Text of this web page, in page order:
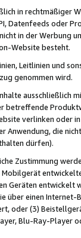
in rechtmäßiger
Datenfeeds oder
in der Werbung
Website besteht.
Leitlinien und
genommen wird.
ausschließlich
betreffende
verlinken oder
Anwendung, die
dürfen).
Zustimmung
Geräten
über einen
oder (3)
Blu-Ray-Player